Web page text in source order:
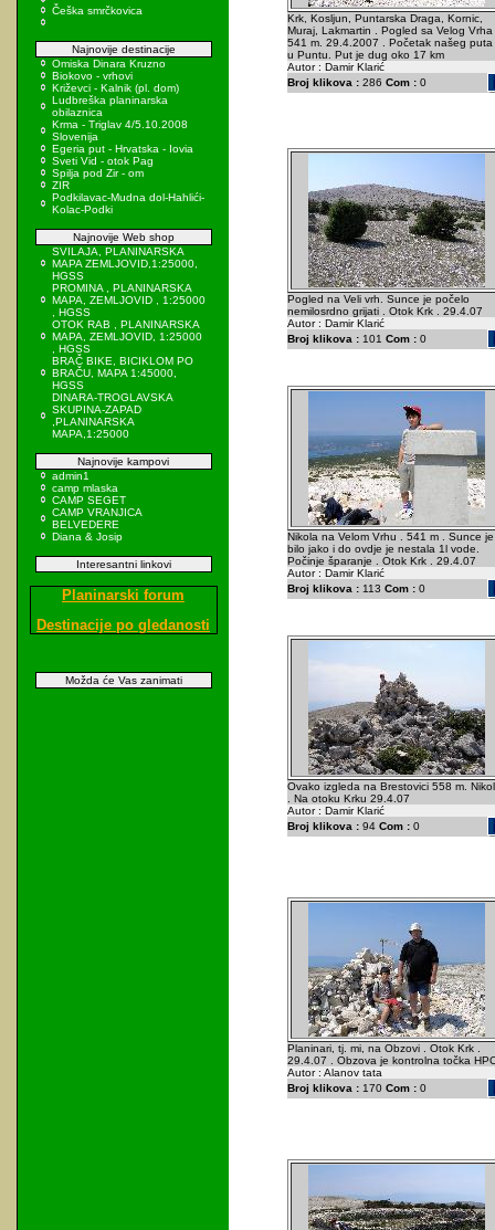
Češka smrčkovica
Najnovije destinacije
Omiska Dinara Kruzno
Biokovo - vrhovi
Križevci - Kalnik (pl. dom)
Ludbreška planinarska
obilaznica
Krma - Triglav 4/5.10.2008
Slovenija
Egeria put - Hrvatska - Iovia
Sveti Vid - otok Pag
Spilja pod Zir - om
ZIR
Podkilavac-Mudna dol-Hahlići-
Kolac-Podki
Najnovije Web shop
SVILAJA, PLANINARSKA
MAPA ZEMLJOVID,1:25000,
HGSS
PROMINA , PLANINARSKA
MAPA, ZEMLJOVID , 1:25000
, HGSS
OTOK RAB , PLANINARSKA
MAPA, ZEMLJOVID, 1:25000
, HGSS
BRAČ BIKE, BICIKLOM PO
BRAČU, MAPA 1:45000,
HGSS
DINARA-TROGLAVSKA
SKUPINA-ZAPAD
,PLANINARSKA
MAPA,1:25000
Najnovije kampovi
admin1
camp mlaska
CAMP SEGET
CAMP VRANJICA
BELVEDERE
Diana & Josip
Interesantni linkovi
Planinarski forum
Destinacije po gledanosti
Možda će Vas zanimati
Krk, Kosljun, Puntarska Draga, Kornic,
Muraj, Lakmartin . Pogled sa Velog Vrha
541 m. 29.4.2007 . Početak našeg puta
u Puntu. Put je dug oko 17 km
Autor : Damir Klarić
Broj klikova :286 Com :0
Pogled na Veli vrh. Sunce je počelo
nemilosrdno grijati . Otok Krk . 29.4.07
Autor : Damir Klarić
Broj klikova :101 Com :0
Nikola na Velom Vrhu . 541 m . Sunce je
bilo jako i do ovdje je nestala 1l vode.
Počinje šparanje . Otok Krk . 29.4.07
Autor : Damir Klarić
Broj klikova :113 Com :0
Ovako izgleda na Brestovici 558 m.
. Na otoku Krku 29.4.07
Autor : Damir Klarić
Broj klikova :94 Com :0
Planinari, tj. mi, na Obzovi . Otok Krk .
29.4.07 . Obzova je kontrolna točka
Autor : Alanov tata
Broj klikova :170 Com :0